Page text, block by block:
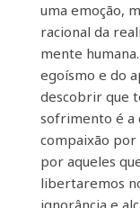
uma emoção,
racional da
mente
egoísmo e do
descobrir que
sofrimento é a
compaixão
por aqueles
libertaremos
ignorância e